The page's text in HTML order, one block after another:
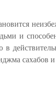
и
сахабов